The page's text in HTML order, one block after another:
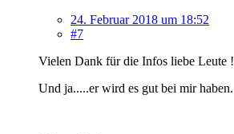
24. Februar 2018 um 18:52
#7
Vielen Dank für die Infos liebe Leute !
Und ja.....er wird es gut bei mir haben.